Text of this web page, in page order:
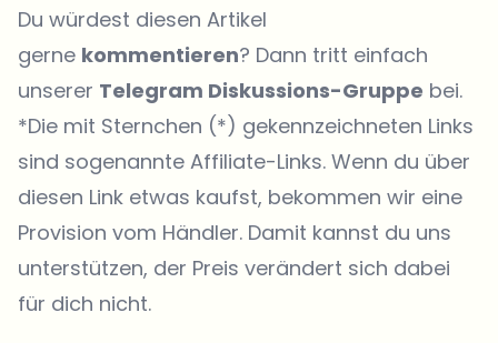
Du würdest diesen Artikel
gerne kommentieren? Dann tritt einfach
unserer Telegram Diskussions-Gruppe bei.
*Die mit Sternchen (*) gekennzeichneten Links
sind sogenannte Affiliate-Links. Wenn du über
diesen Link etwas kaufst, bekommen wir eine
Provision vom Händler. Damit kannst du uns
unterstützen, der Preis verändert sich dabei
für dich nicht.